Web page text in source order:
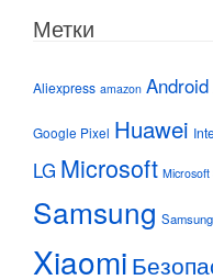
Метки
Aliexpress amazon Android
Google Pixel Huawei
LG Microsoft
Samsung
Xiaomi